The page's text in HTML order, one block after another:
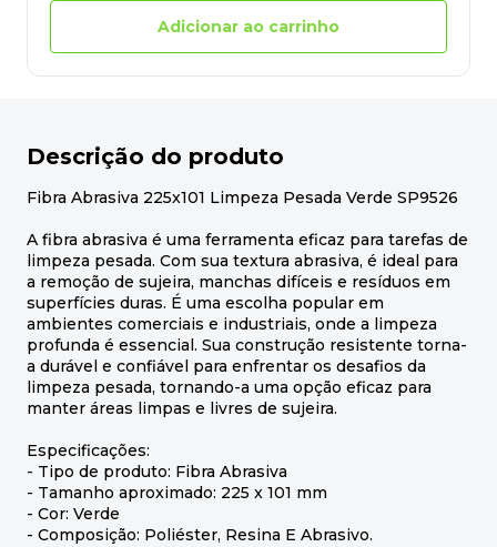
Adicionar ao carrinho
Descrição do produto
Fibra Abrasiva 225x101 Limpeza Pesada Verde SP9526
A fibra abrasiva é uma ferramenta eficaz para tarefas de
limpeza pesada. Com sua textura abrasiva, é ideal para
a remoção de sujeira, manchas difíceis e resíduos em
superfícies duras. É uma escolha popular em
ambientes comerciais e industriais, onde a limpeza
profunda é essencial. Sua construção resistente torna-
a durável e confiável para enfrentar os desafios da
limpeza pesada, tornando-a uma opção eficaz para
manter áreas limpas e livres de sujeira.
Especificações:
- Tipo de produto: Fibra Abrasiva
- Tamanho aproximado: 225 x 101 mm
- Cor: Verde
- Composição: Poliéster, Resina E Abrasivo.